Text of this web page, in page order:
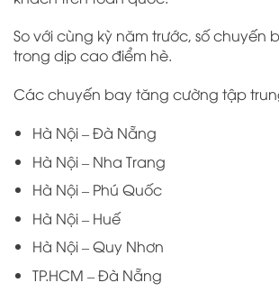
So với cùng kỳ năm trước, số
trong dịp cao điểm hè.
Các chuyến bay tăng cường tập
Hà Nội – Đà Nẵng
Hà Nội – Nha Trang
Hà Nội – Phú Quốc
Hà Nội – Huế
Hà Nội – Quy Nhơn
TP.HCM – Đà Nẵng